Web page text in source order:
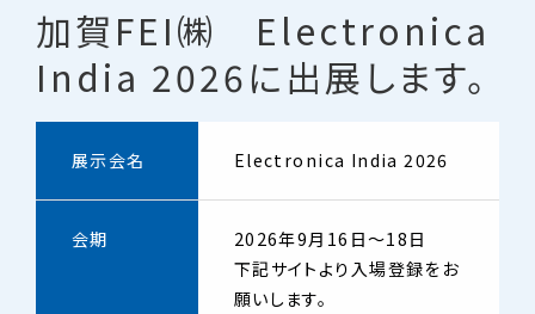
加賀FEI㈱ Electronica
India 2026に出展します。
展示会名 Electronica India 2026
会期
2026年9月16日～18日
下記サイトより入場登録をお
願いします。